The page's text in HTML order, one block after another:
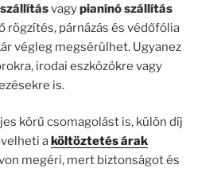
vagypianínó szállítás
rögzítés, párnázás és védőfólia
végleg megsérülhet. Ugyanez
irodai eszközökre vagy
is.
körű csomagolást is, külön díj
a költöztetés árak
megéri, mert biztonságot és